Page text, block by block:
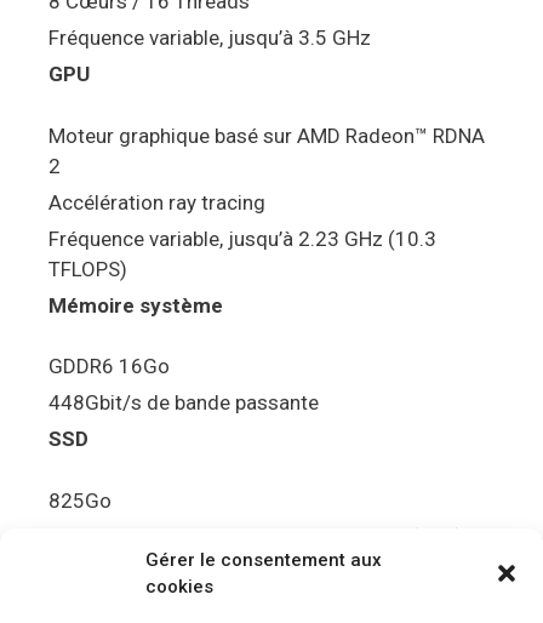
Gérer le consentement aux
cookies
Fréquence variable, jusqu’à 3.5 GHz
GPU
Moteur graphique basé sur AMD Radeon™ RDNA
2
Accélération ray tracing
Fréquence variable, jusqu’à 2.23 GHz (10.3
TFLOPS)
Mémoire système
GDDR6 16Go
448Gbit/s de bande passante
SSD
825Go
5.5Gbit/s de bande passante en lecture (Brut)
Disque de jeu PS5